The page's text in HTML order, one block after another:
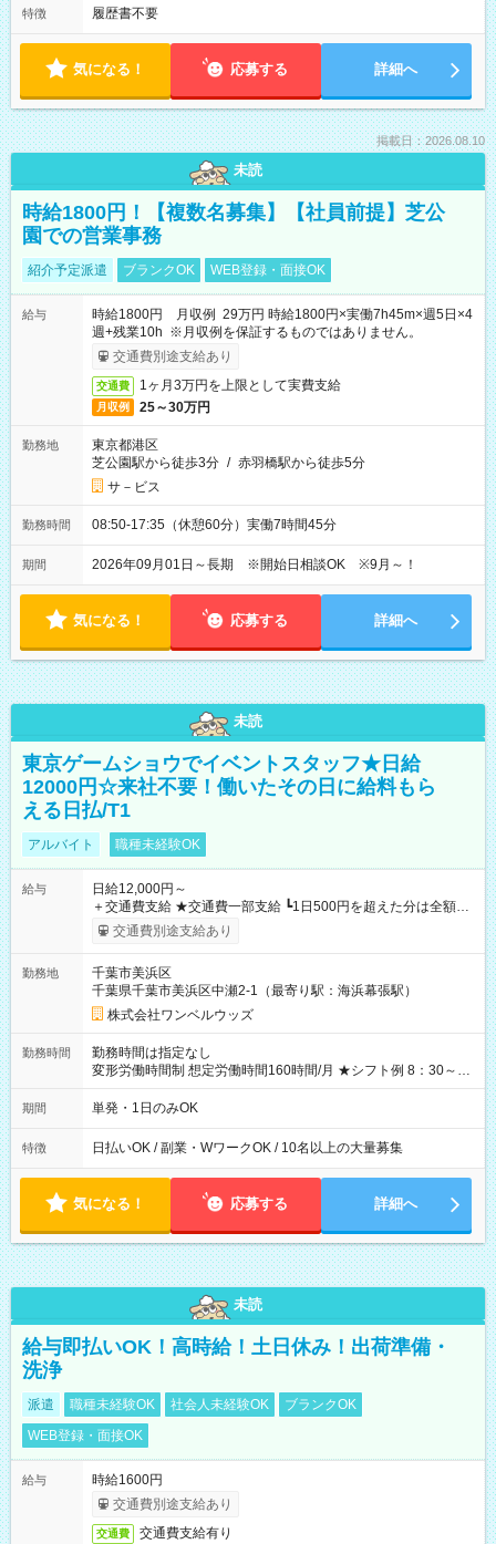
特徴 履歴書不要
気になる！ 応募する 詳細へ
掲載日：2026.08.10
未読
時給1800円！【複数名募集】【社員前提】芝公
園での営業事務
紹介予定派遣 ブランクOK WEB登録・面接OK
給与
時給1800円 月収例 29万円 時給1800円×実働7h45m×週5日×4
週+残業10h ※月収例を保証するものではありません。
交通費別途支給あり
交通費 1ヶ月3万円を上限として実費支給
月収例 25～30万円
勤務地
東京都港区
芝公園駅から徒歩3分 / 赤羽橋駅から徒歩5分
サ－ビス
勤務時間 08:50-17:35（休憩60分）実働7時間45分
期間 2026年09月01日～長期 ※開始日相談OK ※9月～！
気になる！ 応募する 詳細へ
未読
東京ゲームショウでイベントスタッフ★日給
12000円☆来社不要！働いたその日に給料もら
える日払/T1
アルバイト 職種未経験OK
給与
日給12,000円～
＋交通費支給 ★交通費一部支給 ┗1日500円を超えた分は全額支
給！ ※往復500円以内の方は自己負担となります ★日払いOK！
（規定あり） ┗働いたその日に現金GET♪ お仕事後はコンビニ
なし
交通費別途支給あり
勤務地
千葉市美浜区
千葉県千葉市美浜区中瀬2-1（最寄り駅：海浜幕張駅）
株式会社ワンベルウッズ
勤務時間
勤務時間は指定なし
変形労働時間制 想定労働時間160時間/月 ★シフト例 8：30～
19：00
期間 単発・1日のみOK
特徴 日払いOK / 副業・WワークOK / 10名以上の大量募集
気になる！ 応募する 詳細へ
未読
給与即払いOK！高時給！土日休み！出荷準備・
洗浄
派遣 職種未経験OK 社会人未経験OK
ブランクOK
WEB登録・面接OK
給与
時給1600円
交通費別途支給あり
交通費 交通費支給有り